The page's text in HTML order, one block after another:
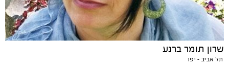
שרון תומר ברנע
תל אביב - יפו